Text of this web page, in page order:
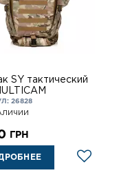
SY тактический
26828
ГРН